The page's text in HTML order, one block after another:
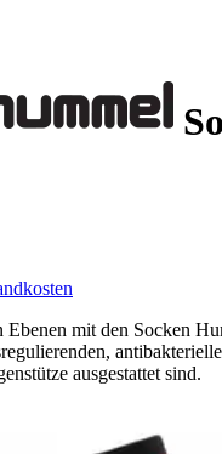
Ebenen mit den Socken
ausgestattet sind.